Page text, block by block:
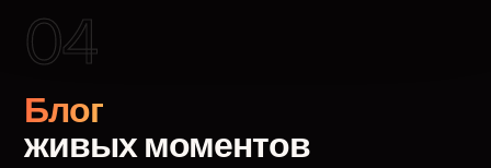
04
Блог
живых моментов